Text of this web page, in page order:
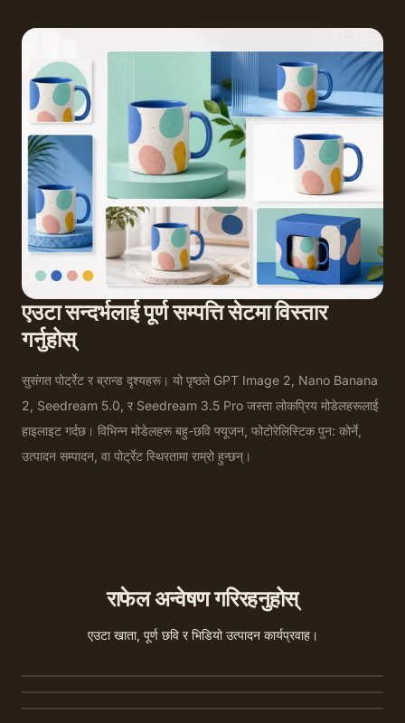
एउटा सन्दर्भलाई पूर्ण सम्पत्ति सेटमा विस्तार
गर्नुहोस्
सुसंगत पोर्ट्रेट र ब्रान्ड दृश्यहरू। यो पृष्ठले GPT Image 2, Nano Banana
2, Seedream 5.0, र Seedream 3.5 Pro जस्ता लोकप्रिय मोडेलहरूलाई
हाइलाइट गर्दछ। विभिन्न मोडेलहरू बहु-छवि फ्यूजन, फोटोरेलिस्टिक पुन: कोर्ने,
उत्पादन सम्पादन, वा पोर्ट्रेट स्थिरतामा राम्रो हुन्छन्।
राफेल अन्वेषण गरिरहनुहोस्
एउटा खाता, पूर्ण छवि र भिडियो उत्पादन कार्यप्रवाह।
पाठबाट छवि
एउटा प्रम्प्टबाट मौलिक HD छविहरू उत्पन्न गर्नुहोस् — शीर्ष मोडेलहरूमा
पाठबाट भिडियो